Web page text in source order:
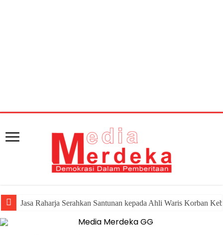
Jasa Raharja Serahkan Santunan kepada Ahli Waris Korban